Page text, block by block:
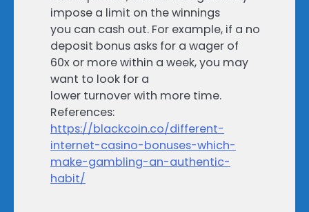
impose a limit on the winnings
you can cash out. For example, if a no
deposit bonus asks for a wager of
60x or more within a week, you may
want to look for a
lower turnover with more time.
References:
https://blackcoin.co/different-
internet-casino-bonuses-which-
make-gambling-an-authentic-
habit/